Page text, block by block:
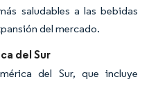
saludables a las bebidas
del mercado.
del Sur
del Sur, que incluye